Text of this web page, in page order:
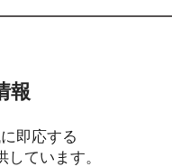
報
即応する
ています。